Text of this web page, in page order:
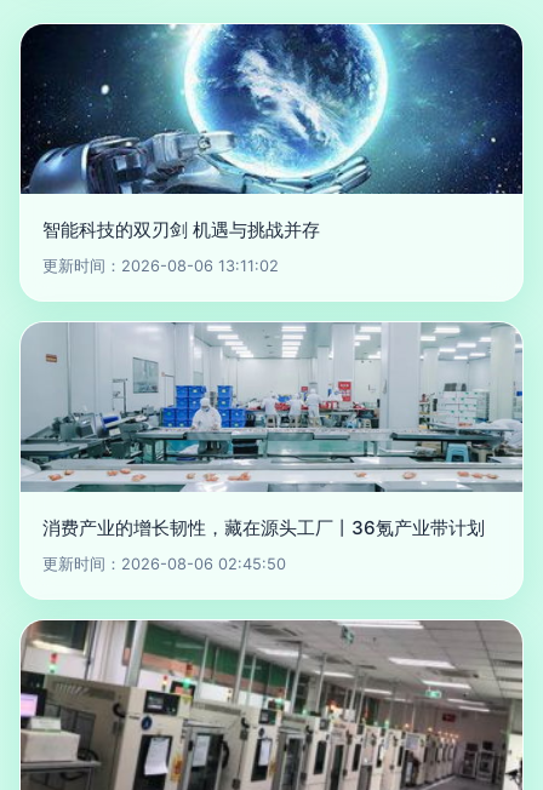
智能科技的双刃剑 机遇与挑战并存
更新时间：2026-08-06 13:11:02
消费产业的增长韧性，藏在源头工厂丨36氪产业带计划
更新时间：2026-08-06 02:45:50